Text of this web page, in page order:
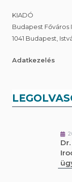
KIADÓ
Budapest Főváros
1041 Budapest,
Adatkezelés